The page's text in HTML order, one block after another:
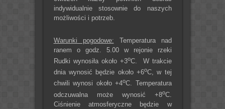
indywidualnie stosownie do naszych
możliwości i potrzeb.
Warunki pogodowe: Temperatura nad
ranem o godz. 5.00 w rejonie rzeki
Rudki wynosiła około +3oC. W trakcie
dnia wynosić będzie około +6oC, w tej
chwili wynosi około +4oC. Temperatura
odczuwalna może wynosić +8oC.
Ciśnienie atmosferyczne będzie w